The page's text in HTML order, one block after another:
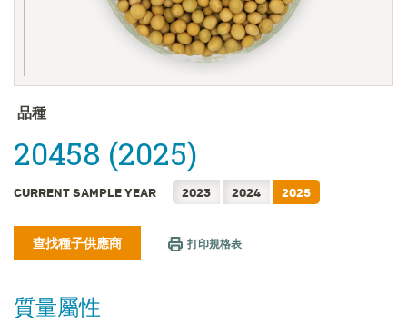
ENGLISH
FRANÇAIS
日本語
한국어
简体中文
TIẾNG VIỆT
品種
20458 (2025)
CURRENT SAMPLE YEAR 2023 2024 2025
查找種子供應商 打印規格表
質量屬性